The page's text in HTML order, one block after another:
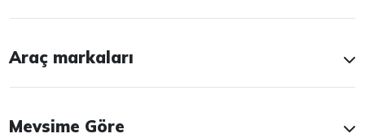
Araç markaları
Mevsime Göre